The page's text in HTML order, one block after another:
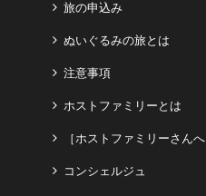
旅の申込み
ぬいぐるみの旅とは
注意事項
ホストファミリーとは
［ホストファミリーさん
コンシェルジュ